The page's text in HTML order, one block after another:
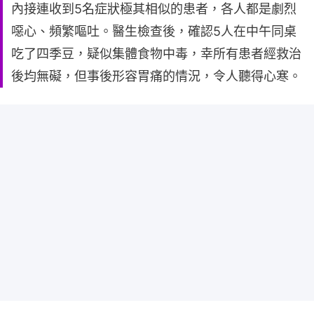
內接連收到5名症狀極其相似的患者，各人都是劇烈
噁心、頻繁嘔吐。醫生檢查後，確認5人在中午同桌
吃了四季豆，疑似集體食物中毒，幸所有患者經救治
後均無礙，但事後形容胃痛的情況，令人聽得心寒。